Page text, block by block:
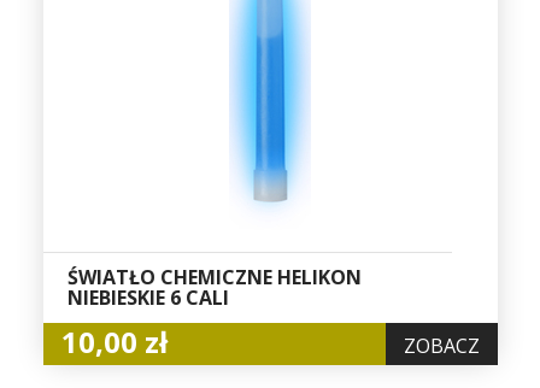
ŚWIATŁO CHEMICZNE HELIKON
NIEBIESKIE 6 CALI
10,00 zł ZOBACZ